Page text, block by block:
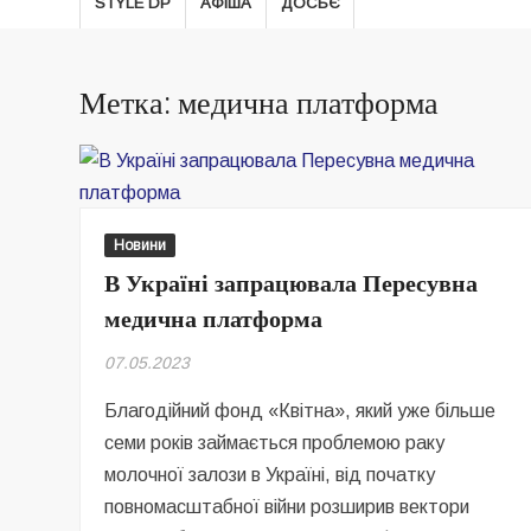
Метка: медична платформа
Новини
В Україні запрацювала Пересувна
медична платформа
07.05.2023
Благодійний фонд «Квітна», який уже більше
семи років займається проблемою раку
молочної залози в Україні, від початку
повномасштабної війни розширив вектори